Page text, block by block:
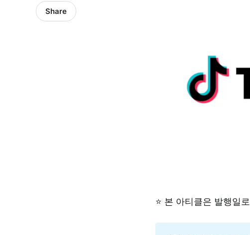
Share
⭐️ 본 아티클은 발행일